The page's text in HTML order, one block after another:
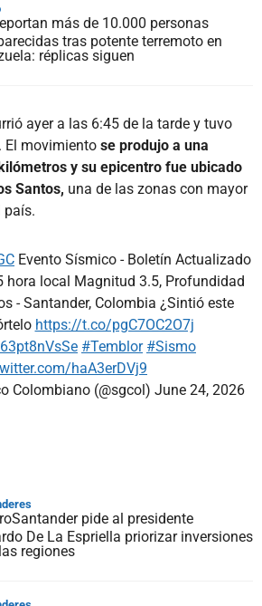
más de 10.000 personas
tras potente terremoto en
réplicas siguen
ayer a las 6:45 de la tarde y tuvo
El movimiento se produjo a una
y su epicentro fue ubicado
Santos, una de las zonas con mayor
país.
Evento Sísmico - Boletín Actualizado
hora local Magnitud 3.5, Profundidad
- Santander, Colombia ¿Sintió este
https://t.co/pgC7OC2O7j
#Temblor #Sismo
haA3erDVj9
Colombiano (@sgcol) June 24, 2026
pide al presidente
De La Espriella priorizar inversiones
regiones